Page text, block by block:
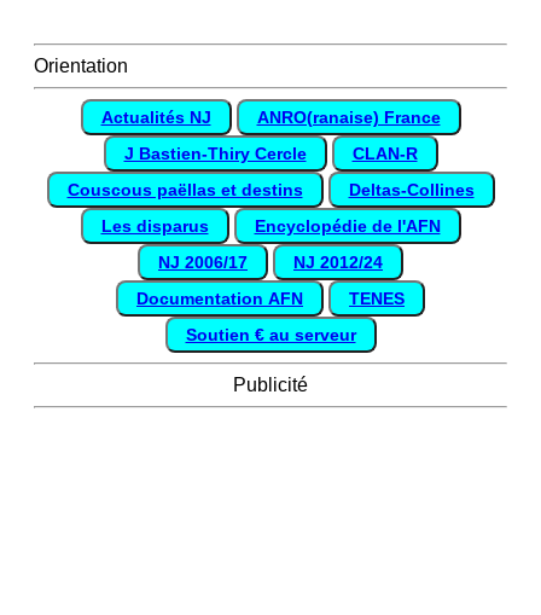
Orientation
Actualités NJ
ANRO(ranaise) France
J Bastien-Thiry Cercle
CLAN-R
Couscous paëllas et destins
Deltas-Collines
Les disparus
Encyclopédie de l'AFN
NJ 2006/17
NJ 2012/24
Documentation AFN
TENES
Soutien € au serveur
Publicité